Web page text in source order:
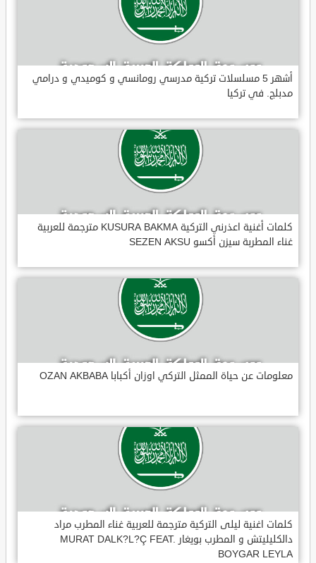
أشهر 5 مسلسلات تركية مدرسي رومانسي و كوميدي و درامي
مدبلج. في تركيا
كلمات أغنية اعذرني التركية KUSURA BAKMA مترجمة للعربية
غناء المطربة سيزن أكسو SEZEN AKSU
معلومات عن حياة الممثل التركي اوزان أكبابا OZAN AKBABA
كلمات اغنية ليلى التركية مترجمة للعربية غناء المطرب مراد
دالكليليتش و المطرب بويغار MURAT DALK?L?Ç FEAT.
BOYGAR LEYLA